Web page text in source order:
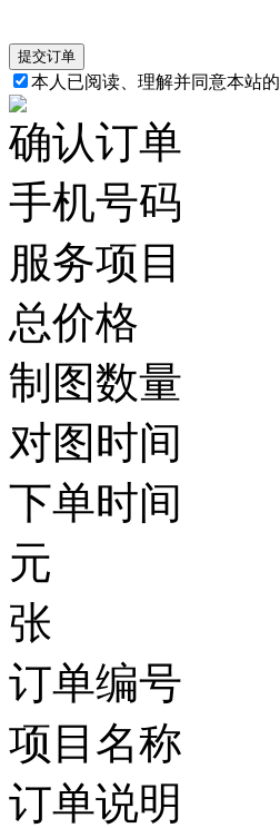
本人已阅读、理解并同意本站的
确认订单
手机号码
服务项目
总价格
制图数量
对图时间
下单时间
元
张
订单编号
项目名称
订单说明